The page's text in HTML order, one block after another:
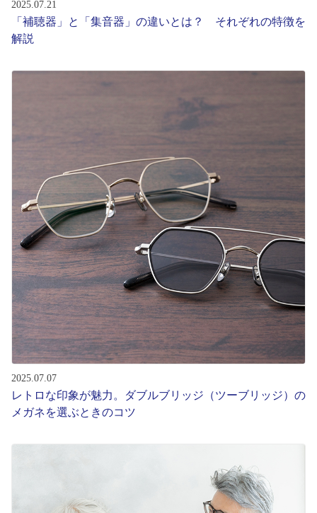
2025.07.21
「補聴器」と「集音器」の違いとは？ それぞれの特徴を
解説
2025.07.07
レトロな印象が魅力。ダブルブリッジ（ツーブリッジ）の
メガネを選ぶときのコツ